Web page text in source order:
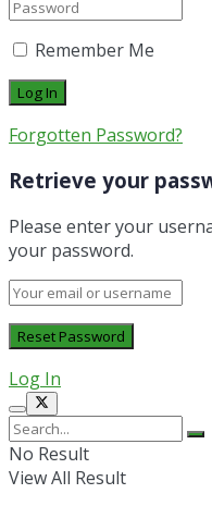
Remember Me
Forgotten Password?
Retrieve your
Please enter your
your password.
Log In
No Result
View All Result